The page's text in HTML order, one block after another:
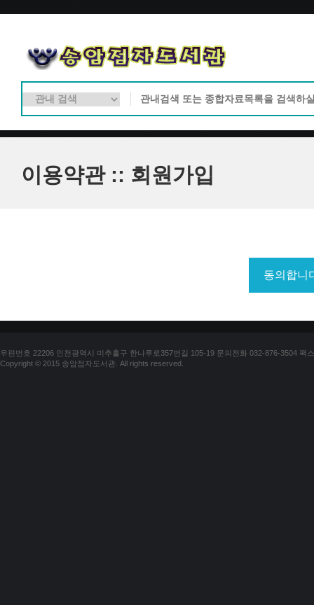
이용약관 :: 회원가입
우편번호 22206 인천광역시 미추홀구 한나루로357번길 105-19 문의전화 032-876-3504 팩
Copyright © 2015 송암점자도서관. All rights reserved.